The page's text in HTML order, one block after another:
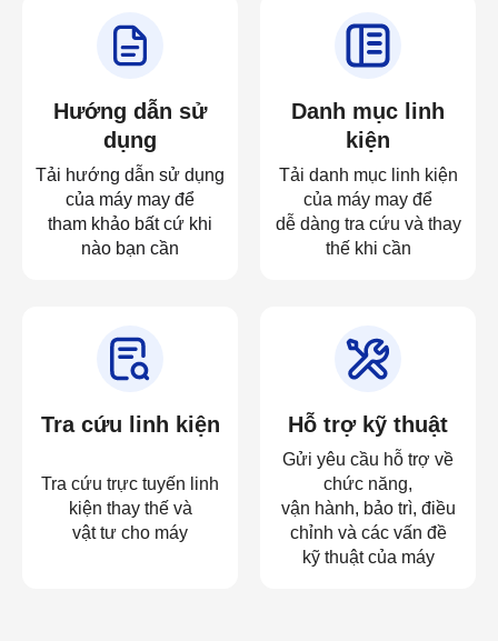
Hướng dẫn sử
dụng
Tải hướng dẫn sử dụng
của máy may để
tham khảo bất cứ khi
nào bạn cần
Danh mục linh
kiện
Tải danh mục linh kiện
của máy may để
dễ dàng tra cứu và thay
thế khi cần
Tra cứu linh kiện
Tra cứu trực tuyến linh
kiện thay thế và
vật tư cho máy
Hỗ trợ kỹ thuật
Gửi yêu cầu hỗ trợ về
chức năng,
vận hành, bảo trì, điều
chỉnh và các vấn đề
kỹ thuật của máy